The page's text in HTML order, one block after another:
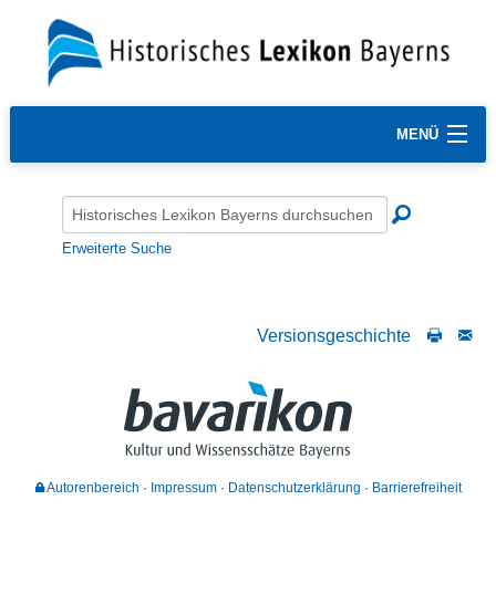
MENÜ
Erweiterte Suche
Versionsgeschichte
Autorenbereich Impressum Datenschutzerklärung Barrierefreiheit